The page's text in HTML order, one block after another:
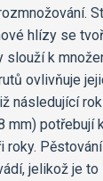
hlízy se
slouží k
ovlivňuje
následující
mm) potřebují
roky.
jelikož je to